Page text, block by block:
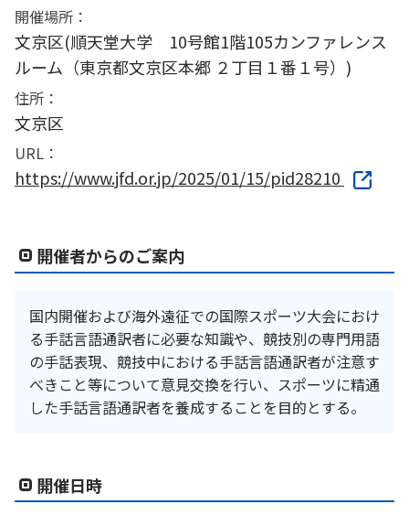
開催場所：
文京区(順天堂大学 10号館1階105カンファレンス
ルーム（東京都文京区本郷 ２丁目１番１号）)
住所：
文京区
URL：
https://www.jfd.or.jp/2025/01/15/pid28210
開催者からのご案内
国内開催および海外遠征での国際スポーツ大会におけ
る手話言語通訳者に必要な知識や、競技別の専門用語
の手話表現、競技中における手話言語通訳者が注意す
べきこと等について意見交換を行い、スポーツに精通
した手話言語通訳者を養成することを目的とする。
開催日時